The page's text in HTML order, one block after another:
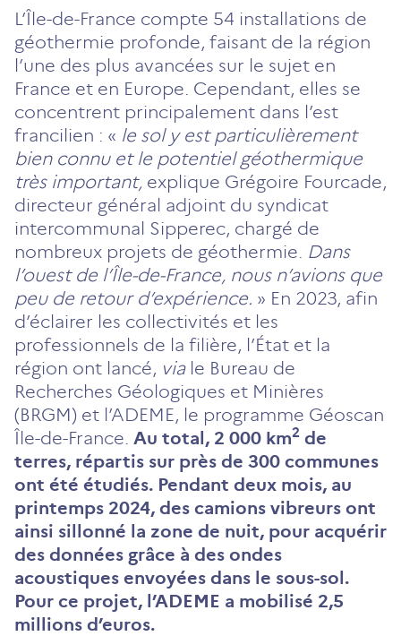
onglet)onglet)onglet)onglet)onglet)
L’Île-de-France compte 54 installations de
géothermie profonde, faisant de la région
l’une des plus avancées sur le sujet en
France et en Europe. Cependant, elles se
concentrent principalement dans l’est
francilien : « le sol y est particulièrement
bien connu et le potentiel géothermique
très important, explique Grégoire Fourcade,
directeur général adjoint du syndicat
intercommunal Sipperec, chargé de
nombreux projets de géothermie. Dans
l’ouest de l’Île-de-France, nous n’avions que
peu de retour d’expérience. » En 2023, afin
d’éclairer les collectivités et les
professionnels de la filière, l’État et la
région ont lancé, viale Bureau de
Recherches Géologiques et Minières
(BRGM) et l’ADEME, le programme Géoscan
Île-de-France. Au total, 2 000 km2 de
terres, répartis sur près de 300 communes
ont été étudiés. Pendant deux mois, au
printemps 2024, des camions vibreurs ont
ainsi sillonné la zone de nuit, pour acquérir
des données grâce à des ondes
acoustiques envoyées dans le sous-sol.
Pour ce projet, l’ADEME a mobilisé 2,5
millions d’euros.